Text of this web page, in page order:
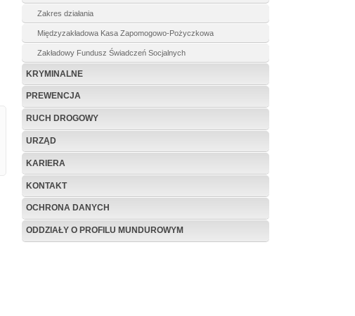
Zakres działania
Międzyzakładowa Kasa Zapomogowo-Pożyczkowa
Zakładowy Fundusz Świadczeń Socjalnych
KRYMINALNE
PREWENCJA
RUCH DROGOWY
URZĄD
KARIERA
KONTAKT
OCHRONA DANYCH
ODDZIAŁY O PROFILU MUNDUROWYM